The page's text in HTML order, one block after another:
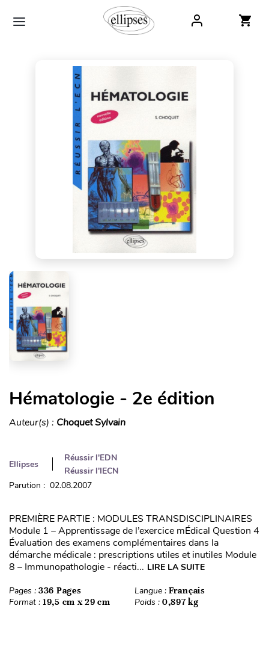
Hématologie - 2e édition
Auteur(s) : Choquet Sylvain
Ellipses
Réussir l'EDN
Réussir l'IECN
Parution : 02.08.2007
PREMIÈRE PARTIE : MODULES TRANSDISCIPLINAIRES
Module 1 – Apprentissage de l’exercice mÉdical Question 4
Évaluation des examens complémentaires dans la
démarche médicale : prescriptions utiles et inutiles Module
8 – Immunopathologie - réacti... LIRE LA SUITE
Pages : 336 Pages Langue : Français
Format : 19,5 cm x 29 cm Poids : 0,897 kg